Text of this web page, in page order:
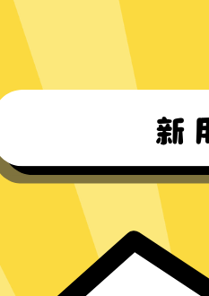
使用
Win8-11 下载